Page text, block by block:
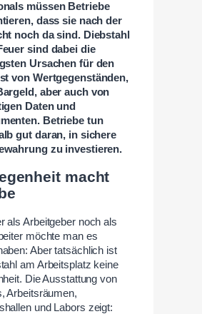
müssen Betriebe
dass sie nach der
noch da sind. Diebstahl
sind dabei die
Ursachen für den
von Wertgegenständen,
aber auch von
Daten und
Betriebe tun
gut daran, in sichere
zu investieren.
macht
als Arbeitgeber noch als
möchte man es
Aber tatsächlich ist
am Arbeitsplatz keine
Die Ausstattung von
Arbeitsräumen,
und Labors zeigt: